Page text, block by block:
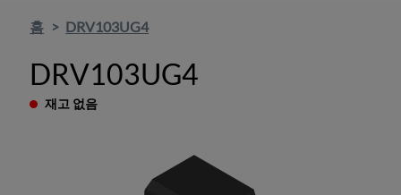
홈 DRV103UG4
DRV103UG4
재고 없음